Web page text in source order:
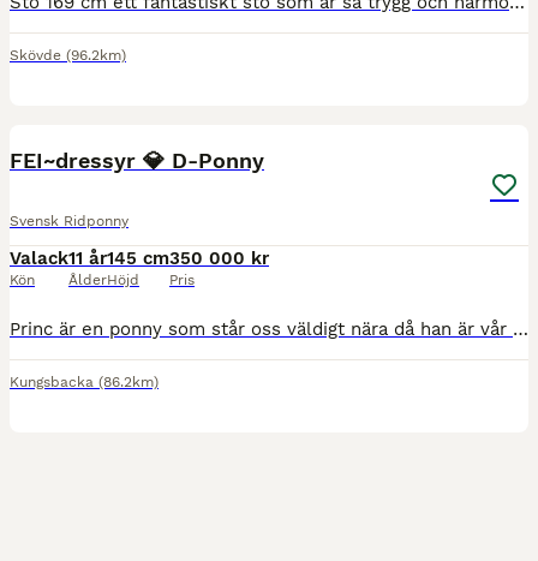
Skövde (96.2km)
FEI~dressyr 💎 D-Ponny
Svensk Ridponny
Valack
Kön
11 år
Ålder
145 cm
Höjd
350 000 kr
Pris
Princ är en ponny som står oss väldigt nära då han är vår egen uppfödning och har funnits i familjen sedan födseln. Det gör det här till ett beslut med mycket känslor, men i takt med att ryttaren nu v
Kungsbacka (86.2km)